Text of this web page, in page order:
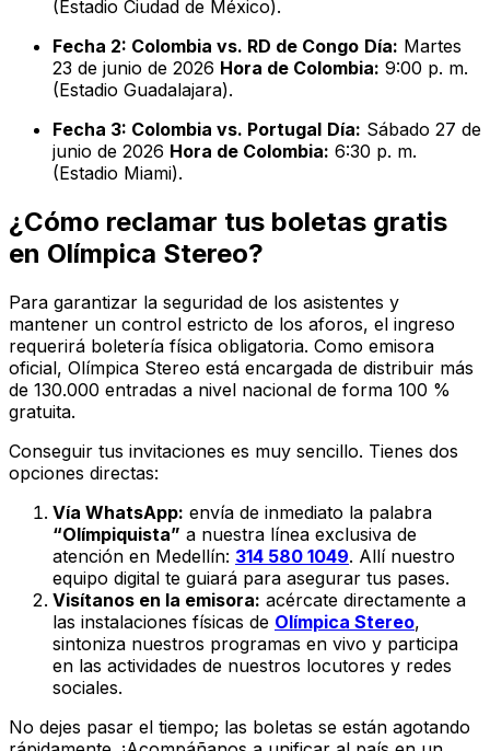
(Estadio Ciudad de México).
Fecha 2: Colombia vs. RD de Congo Día: Martes
23 de junio de 2026 Hora de Colombia: 9:00 p. m.
(Estadio Guadalajara).
Fecha 3: Colombia vs. Portugal Día: Sábado 27 de
junio de 2026 Hora de Colombia: 6:30 p. m.
(Estadio Miami).
¿Cómo reclamar tus boletas gratis
en Olímpica Stereo?
Para garantizar la seguridad de los asistentes y
mantener un control estricto de los aforos, el ingreso
requerirá boletería física obligatoria. Como emisora
oficial, Olímpica Stereo está encargada de distribuir más
de 130.000 entradas a nivel nacional de forma 100 %
gratuita.
Conseguir tus invitaciones es muy sencillo. Tienes dos
opciones directas:
Vía WhatsApp: envía de inmediato la palabra
“Olímpiquista” a nuestra línea exclusiva de
atención en Medellín: 314 580 1049. Allí nuestro
equipo digital te guiará para asegurar tus pases.
Visítanos en la emisora: acércate directamente a
las instalaciones físicas de Olímpica Stereo,
sintoniza nuestros programas en vivo y participa
en las actividades de nuestros locutores y redes
sociales.
No dejes pasar el tiempo; las boletas se están agotando